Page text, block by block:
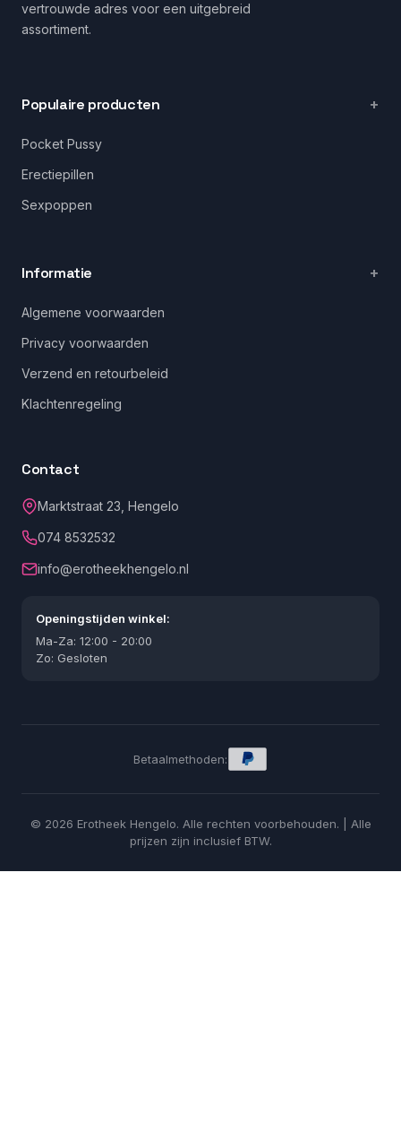
vertrouwde adres voor een uitgebreid
assortiment.
Populaire producten
Pocket Pussy
Erectiepillen
Sexpoppen
Informatie
Algemene voorwaarden
Privacy voorwaarden
Verzend en retourbeleid
Klachtenregeling
Contact
Marktstraat 23, Hengelo
074 8532532
info@erotheekhengelo.nl
Openingstijden winkel:
Ma-Za: 12:00 - 20:00
Zo: Gesloten
Betaalmethoden:
© 2026 Erotheek Hengelo. Alle rechten voorbehouden. | Alle
prijzen zijn inclusief BTW.